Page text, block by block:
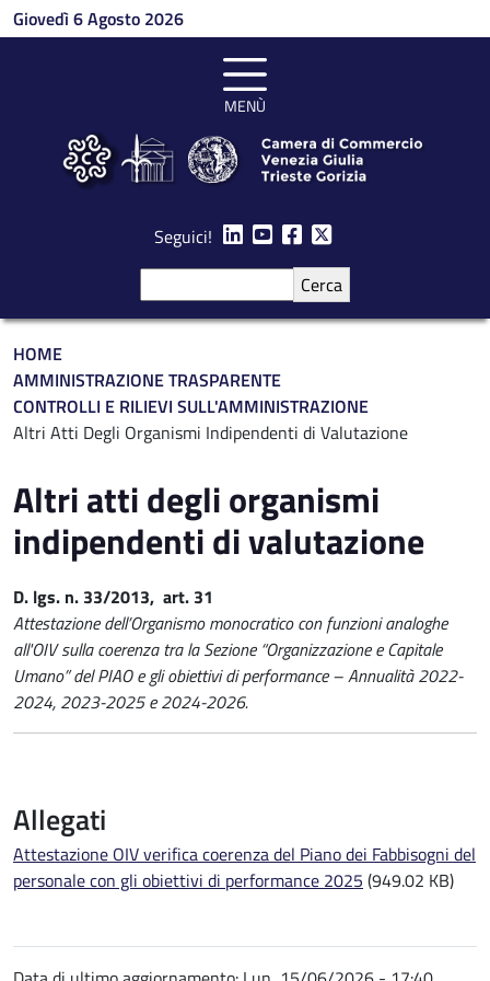
Salta al contenuto principale
Giovedì 6 Agosto 2026
MENÙ
Seguici!
Briciole di pane
HOME
AMMINISTRAZIONE TRASPARENTE
CONTROLLI E RILIEVI SULL'AMMINISTRAZIONE
Altri Atti Degli Organismi Indipendenti di Valutazione
Altri atti degli organismi
indipendenti di valutazione
D. lgs. n. 33/2013, art. 31
Attestazione dell’Organismo monocratico con funzioni analoghe
all'OIV sulla coerenza tra la Sezione “Organizzazione e Capitale
Umano” del PIAO e gli obiettivi di performance – Annualità 2022-
2024, 2023-2025 e 2024-2026.
Allegati
Attestazione OIV verifica coerenza del Piano dei Fabbisogni del
personale con gli obiettivi di performance 2025 (949.02 KB)